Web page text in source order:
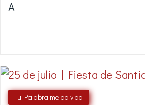
A
Tu Palabra me da vida